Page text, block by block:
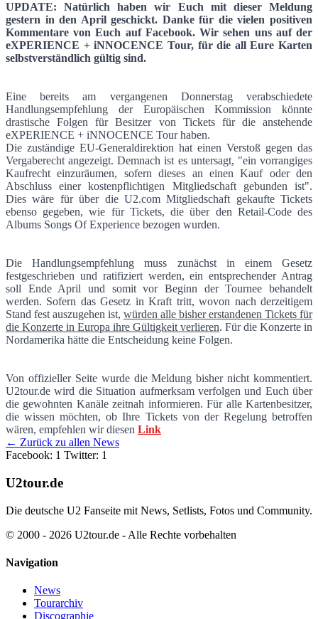
EU Handlungsempfehlung - Großer Teil
UPDATE: Natürlich haben wir Euch mit dieser Meldung
gestern in den April geschickt. Danke für die vielen positiven
Kommentare von Euch auf Facebook. Wir sehen uns auf der
eXPERIENCE + iNNOCENCE Tour, für die all Eure Karten
selbstverständlich gültig sind.
Eine bereits am vergangenen Donnerstag verabschiedete
Handlungsempfehlung der Europäischen Kommission könnte
drastische Folgen für Besitzer von Tickets für die anstehende
eXPERIENCE + iNNOCENCE Tour haben.
Die zuständige EU-Generaldirektion hat einen Verstoß gegen das
Vergaberecht angezeigt. Demnach ist es untersagt, "ein vorrangiges
Kaufrecht einzuräumen, sofern dieses an einen Kauf oder den
Abschluss einer kostenpflichtigen Mitgliedschaft gebunden ist".
Dies wäre für über die U2.com Mitgliedschaft gekaufte Tickets
ebenso gegeben, wie für Tickets, die über den Retail-Code des
Albums Songs Of Experience bezogen wurden.
Die Handlungsempfehlung muss zunächst in einem Gesetz
festgeschrieben und ratifiziert werden, ein entsprechender Antrag
soll Ende April und somit vor Beginn der Tournee behandelt
werden. Sofern das Gesetz in Kraft tritt, wovon nach derzeitigem
Stand fest auszugehen ist, würden alle bisher erstandenen Tickets für
die Konzerte in Europa ihre Gültigkeit verlieren. Für die Konzerte in
Nordamerika hätte die Entscheidung keine Folgen.
Von offizieller Seite wurde die Meldung bisher nicht kommentiert.
U2tour.de wird die Situation aufmerksam verfolgen und Euch über
die gewohnten Kanäle zeitnah informieren. Für alle Kartenbesitzer,
die wissen möchten, ob Ihre Tickets von der Regelung betroffen
wären, empfehlen wir diesen Link
← Zurück zu allen News
Facebook: 1 Twitter: 1
U2tour.de
Die deutsche U2 Fanseite mit News, Setlists, Fotos und Community.
© 2000 - 2026 U2tour.de - Alle Rechte vorbehalten
Navigation
News
Tourarchiv
Discographie